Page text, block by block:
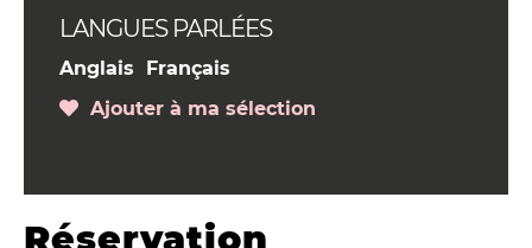
LANGUES PARLÉES
Anglais
Français
Ajouter à ma sélection
Réservation